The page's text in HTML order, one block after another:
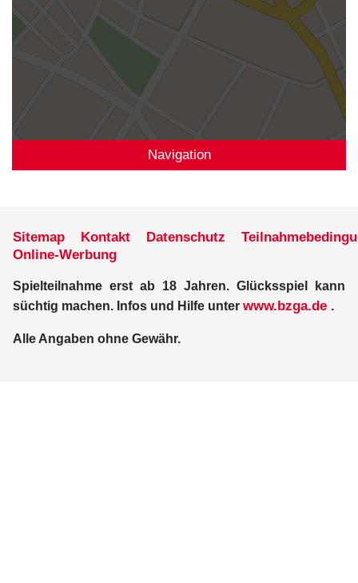
Navigation
Sitemap Kontakt Datenschutz
Online-Werbung
Spielteilnahme erst ab 18 Jahren. Glücksspiel kann
süchtig machen. Infos und Hilfe unter www.bzga.de .
Alle Angaben ohne Gewähr.